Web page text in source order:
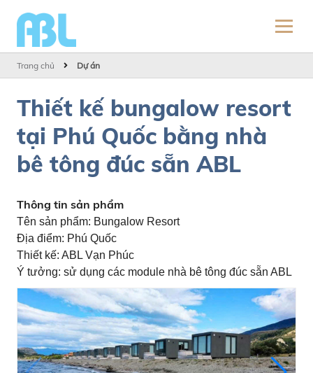
Trang chủ Dự án
Thiết kế bungalow resort
tại Phú Quốc bằng nhà
bê tông đúc sẵn ABL
Thông tin sản phẩm
Tên sản phẩm: Bungalow Resort
Địa điểm: Phú Quốc
Thiết kế: ABL Vạn Phúc
Ý tưởng: sử dụng các module nhà bê tông đúc sẵn ABL